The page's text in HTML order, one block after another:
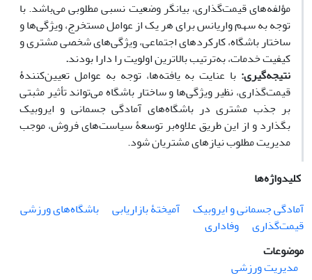
مؤلفه‌های قیمت‌گذاری، بیانگر وضعیت نسبی مطلوبی می‌باشد. با
توجه به سهم واریانس برای هر یک از عوامل مستخرج، ویژگی‌ها و
ساختار باشگاه، کارکردهای اجتماعی، ویژگی‌های شخصی مشتری و
کیفیت خدمات، به‌ترتیب بالاترین اولویت را دارا بودند.
نتیجه‌گیری: با عنایت به یافته‌ها، توجه به عوامل تعیین‌کنندۀ
قیمت‌گذاری، نظیر ویژگی‌ها و ساختار باشگاه می‌تواند تأثیر مثبتی
بر جذب مشتری در باشگاه‌های آمادگی جسمانی و ایروبیک
بگذارد و از این طریق علاوه‌بر توسعۀ سیاست‌های فروش، موجب
مدیریت مطلوب نیازهای مشتریان شود.
کلیدواژه‌ها
آمادگی جسمانی و ایروبیک
آمیختۀ بازاریابی
باشگاه‌های ورزشی
قیمت‌گذاری
وفاداری
موضوعات
مدیریت ورزشی